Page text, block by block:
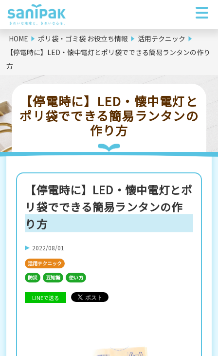
HOME ポリ袋・ゴミ袋 お役立ち情報
活用テクニック
【停電時に】LED・懐中電灯とポリ袋でできる簡易ランタンの作り
方
【停電時に】LED・懐中電灯と
ポリ袋でできる簡易ランタンの
作り方
【停電時に】LED・懐中電灯とポ
リ袋でできる簡易ランタンの作
り方
2022/08/01
活用テクニック
防災
豆知識 使い方
LINEで送る